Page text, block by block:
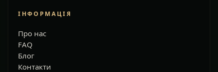
ІНФОРМАЦІЯ
Про нас
FAQ
Блог
Контакти